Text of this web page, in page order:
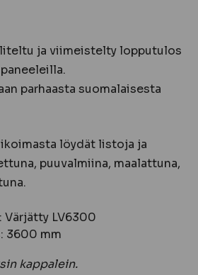
ja viimeistelty lopputulos
parhaasta suomalaisesta
löydät listoja ja
puuvalmiina, maalattuna,
Värjätty LV6300
3600 mm
kappalein.